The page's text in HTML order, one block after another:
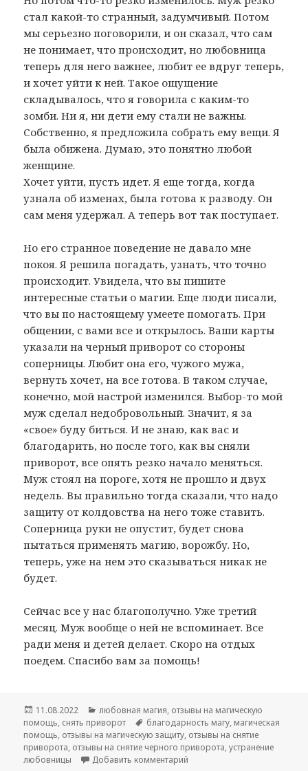
стал какой-то странный, задумчивый. Потом
мы серьезно поговорили, и он сказал, что сам
не понимает, что происходит, но любовница
теперь для него важнее, любит ее вдруг теперь,
и хочет уйти к ней. Такое ощущение
складывалось, что я говорила с каким-то
зомби. Ни я, ни дети ему стали не важны.
Собственно, я предложила собрать ему вещи. Я
была обижена. Думаю, это понятно любой
женщине.
Хочет уйти, пусть идет. Я еще тогда, когда
узнала об изменах, была готова к разводу. Он
сам меня удержал. А теперь вот так поступает.
Но его странное поведение не давало мне
покоя. Я решила погадать, узнать, что точно
происходит. Увидела, что вы пишите
интересные статьи о магии. Еще люди писали,
что вы по настоящему умеете помогать. При
общении, с вами все и открылось. Ваши карты
указали на черный приворот со стороны
соперницы. Любит она его, чужого мужа,
вернуть хочет, на все готова. В таком случае,
конечно, мой настрой изменился. Выбор-то мой
муж сделал недобровольный. Значит, я за
«свое» буду биться. И не знаю, как вас и
благодарить, но после того, как вы сняли
приворот, все опять резко начало меняться.
Муж стоял на пороге, хотя не прошло и двух
недель. Вы правильно тогда сказали, что надо
защиту от колдовства на него тоже ставить.
Соперница руки не опустит, будет снова
пытаться применять магию, ворожбу. Но,
теперь, уже на нем это сказываться никак не
будет.
Сейчас все у нас благополучно. Уже третий
месяц. Муж вообще о ней не вспоминает. Все
ради меня и детей делает. Скоро на отдых
поедем. Спасибо вам за помощь!
Опубликовано
11.08.2022 Рубрики
любовная магия, отзывы на магическую
помощь, снять приворот Метки
благодарность магу, магическая
помощь, отзывы на магическую защиту, отзывы на снятие
приворота, отзывы на снятие черного приворота,устранение
любовницы
Добавить комментарий